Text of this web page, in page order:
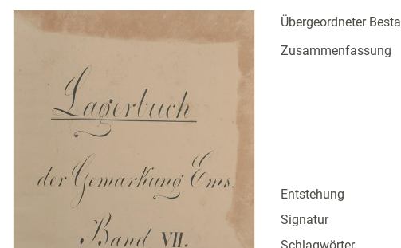
Übergeordneter
Zusammenfassung
Entstehung
Signatur